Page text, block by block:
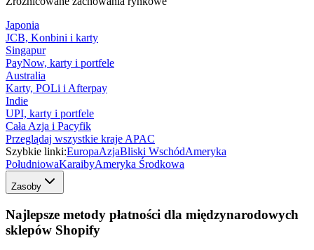
Japonia
JCB, Konbini i karty
Singapur
PayNow, karty i portfele
Australia
Karty, POLi i Afterpay
Indie
UPI, karty i portfele
Cała Azja i Pacyfik
Przeglądaj wszystkie kraje APAC
Szybkie linki:EuropaAzjaBliski WschódAmeryka
PołudniowaKaraibyAmeryka Środkowa
Zasoby
Najlepsze metody płatności dla międzynarodowych
sklepów Shopify